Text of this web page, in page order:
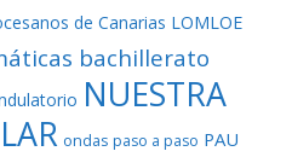
de Canarias LOMLOE
bachillerato
NUESTRA
ondas paso a paso PAU